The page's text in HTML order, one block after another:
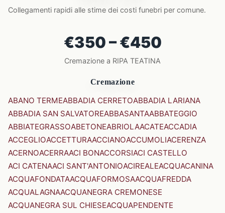
Collegamenti rapidi alle stime dei costi funebri per comune.
€350 – €450
Cremazione a RIPA TEATINA
Cremazione
ABANO TERMEABBADIA CERRETOABBADIA LARIANA
ABBADIA SAN SALVATOREABBASANTAABBATEGGIO
ABBIATEGRASSOABETONEABRIOLAACATEACCADIA
ACCEGLIOACCETTURAACCIANOACCUMOLIACERENZA
ACERNOACERRAACI BONACCORSIACI CASTELLO
ACI CATENAACI SANT'ANTONIOACIREALEACQUACANINA
ACQUAFONDATAACQUAFORMOSAACQUAFREDDA
ACQUALAGNAACQUANEGRA CREMONESE
ACQUANEGRA SUL CHIESEACQUAPENDENTE